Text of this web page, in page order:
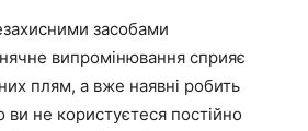
засобами
випромінювання сприяє
плям, а вже наявні робить
не користуєтеся постійно